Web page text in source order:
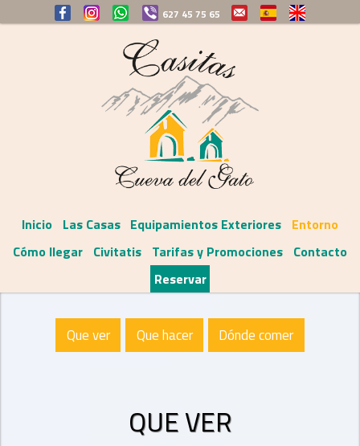
627 45 75 65
Inicio Las Casas Equipamientos Exteriores Entorno
Cómo llegar Civitatis Tarifas y Promociones Contacto
Reservar
Que ver Que hacer Dónde comer
QUE VER